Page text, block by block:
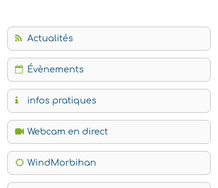
Actualités
Évènements
infos pratiques
Webcam en direct
WindMorbihan